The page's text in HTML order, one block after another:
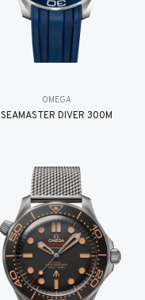
OMEGA
SEAMASTER DIVER 300M